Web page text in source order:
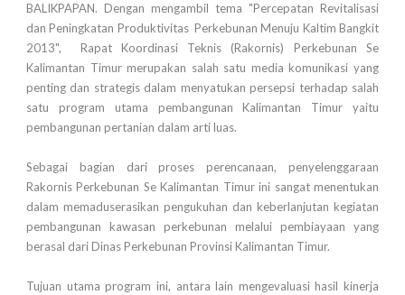
BALIKPAPAN. Dengan mengambil tema "Percepatan Revitalisasi
dan Peningkatan Produktivitas Perkebunan Menuju Kaltim Bangkit
2013", Rapat Koordinasi Teknis (Rakornis) Perkebunan Se
Kalimantan Timur merupakan salah satu media komunikasi yang
penting dan strategis dalam menyatukan persepsi terhadap salah
satu program utama pembangunan Kalimantan Timur yaitu
pembangunan pertanian dalam arti luas.
Sebagai bagian dari proses perencanaan, penyelenggaraan
Rakornis Perkebunan Se Kalimantan Timur ini sangat menentukan
dalam memaduserasikan pengukuhan dan keberlanjutan kegiatan
pembangunan kawasan perkebunan melalui pembiayaan yang
berasal dari Dinas Perkebunan Provinsi Kalimantan Timur.
Tujuan utama program ini, antara lain mengevaluasi hasil kinerja